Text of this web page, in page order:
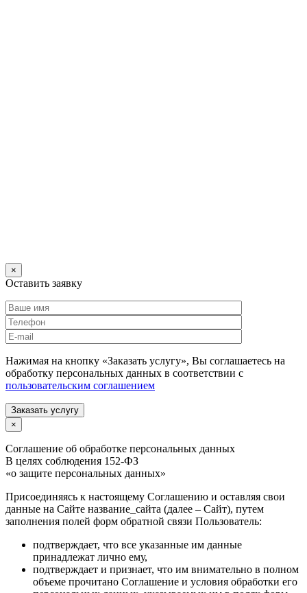
×
Оставить заявку
Нажимая на кнопку «Заказать услугу», Вы соглашаетесь на
обработку персональных данных в соответствии с
пользовательским соглашением
Заказать услугу
×
Соглашение об обработке персональных данных
В целях соблюдения 152-ФЗ
«о защите персональных данных»
Присоединяясь к настоящему Соглашению и оставляя свои
данные на Сайте название_сайта (далее – Сайт), путем
заполнения полей форм обратной связи Пользователь:
подтверждает, что все указанные им данные
принадлежат лично ему,
подтверждает и признает, что им внимательно в полном
объеме прочитано Соглашение и условия обработки его